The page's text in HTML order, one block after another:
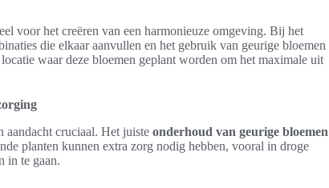
voor het creëren van een harmonieuze omgeving. Bij het
die elkaar aanvullen en het gebruik van geurige bloemen
waar deze bloemen geplant worden om het maximale uit
aandacht cruciaal. Het juiste onderhoud van geurige bloemen
planten kunnen extra zorg nodig hebben, vooral in droge
in te gaan.